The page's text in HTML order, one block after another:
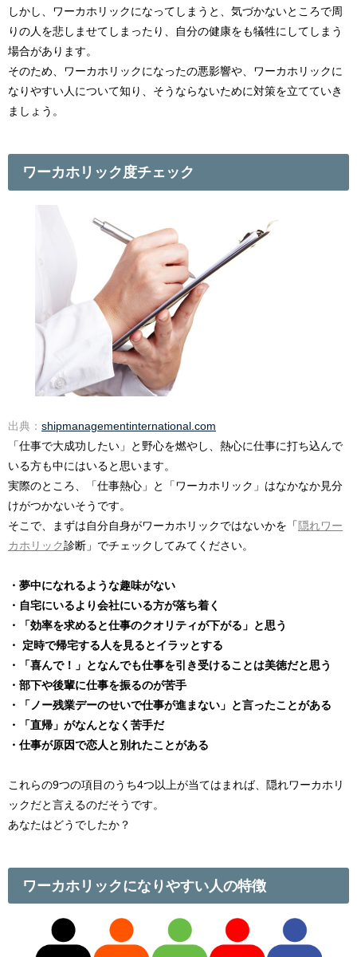
しかし、ワーカホリックになってしまうと、気づかないところで周
りの人を悲しませてしまったり、自分の健康をも犠牲にしてしまう
場合があります。
そのため、ワーカホリックになったの悪影響や、ワーカホリックに
なりやすい人について知り、そうならないために対策を立てていき
ましょう。
ワーカホリック度チェック
出典： shipmanagementinternational.com
「仕事で大成功したい」と野心を燃やし、熱心に仕事に打ち込んで
いる方も中にはいると思います。
実際のところ、「仕事熱心」と「ワーカホリック」はなかなか見分
けがつかないそうです。
そこで、まずは自分自身がワーカホリックではないかを「 隠れワー
カホリック診断」でチェックしてみてください。
・夢中になれるような趣味がない
・自宅にいるより会社にいる方が落ち着く
・「効率を求めると仕事のクオリティが下がる」と思う
・ 定時で帰宅する人を見るとイラッとする
・「喜んで！」となんでも仕事を引き受けることは美徳だと思う
・部下や後輩に仕事を振るのが苦手
・「ノー残業デーのせいで仕事が進まない」と言ったことがある
・「直帰」がなんとなく苦手だ
・仕事が原因で恋人と別れたことがある
これらの9つの項目のうち4つ以上が当てはまれば、隠れワーカホリ
ックだと言えるのだそうです。
あなたはどうでしたか？
ワーカホリックになりやすい人の特徴